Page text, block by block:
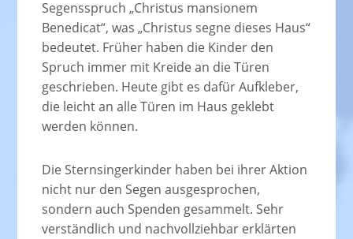
Segensspruch „Christus mansionem
Benedicat“, was „Christus segne dieses Haus“
bedeutet. Früher haben die Kinder den
Spruch immer mit Kreide an die Türen
geschrieben. Heute gibt es dafür Aufkleber,
die leicht an alle Türen im Haus geklebt
werden können.
Die Sternsingerkinder haben bei ihrer Aktion
nicht nur den Segen ausgesprochen,
sondern auch Spenden gesammelt. Sehr
verständlich und nachvollziehbar erklärten